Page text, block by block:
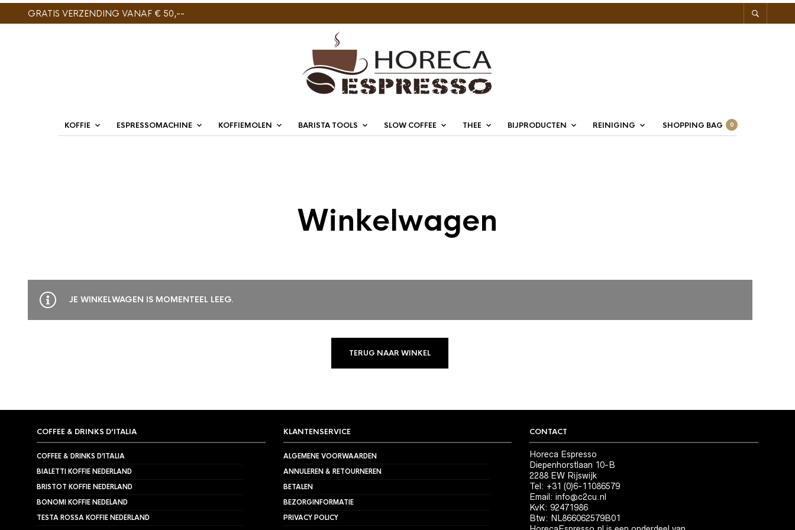
GRATIS VERZENDING VANAF € 50,--
KOFFIE ESPRESSOMACHINE KOFFIEMOLEN BARISTA TOOLS SLOW COFFEE THEE BIJPRODUCTEN REINIGING SHOPPING BAG 0
Winkelwagen
JE WINKELWAGEN IS MOMENTEEL LEEG.
TERUG NAAR WINKEL
COFFEE & DRINKS D’ITALIA
COFFEE & DRINKS D’ITALIA
BIALETTI KOFFIE NEDERLAND
BRISTOT KOFFIE NEDERLAND
BONOMI KOFFIE NEDELAND
TESTA ROSSA KOFFIE NEDERLAND
KLANTENSERVICE
ALGEMENE VOORWAARDEN
ANNULEREN & RETOURNEREN
BETALEN
BEZORGINFORMATIE
PRIVACY POLICY
CONTACT
Horeca Espresso
Diepenhorstlaan 10-B
2288 EW Rijswijk
Tel: +31 (0)6-11086579
Email:info@c2cu.nl
KvK: 92471986
Btw: NL866062579B01